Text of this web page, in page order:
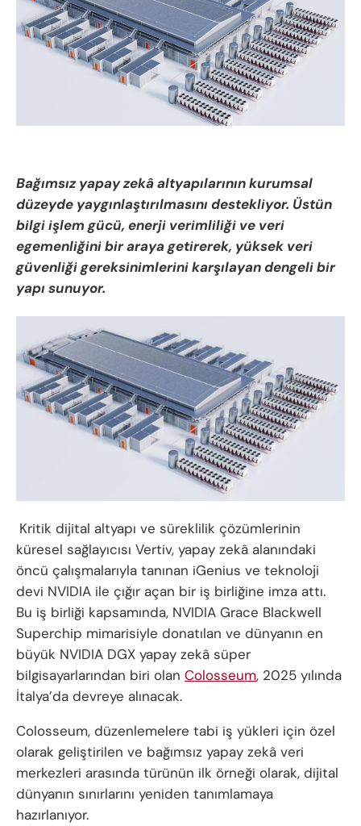
Bağımsız yapay zekâ altyapılarının kurumsal
düzeyde yaygınlaştırılmasını destekliyor. Üstün
bilgi işlem gücü, enerji verimliliği ve veri
egemenliğini bir araya getirerek, yüksek veri
güvenliği gereksinimlerini karşılayan dengeli bir
yapı sunuyor.
Kritik dijital altyapı ve süreklilik çözümlerinin
küresel sağlayıcısı Vertiv, yapay zekâ alanındaki
öncü çalışmalarıyla tanınan iGenius ve teknoloji
devi NVIDIA ile çığır açan bir iş birliğine imza attı.
Bu iş birliği kapsamında, NVIDIA Grace Blackwell
Superchip mimarisiyle donatılan ve dünyanın en
büyük NVIDIA DGX yapay zekâ süper
bilgisayarlarından biri olan Colosseum, 2025 yılında
İtalya’da devreye alınacak.
Colosseum, düzenlemelere tabi iş yükleri için özel
olarak geliştirilen ve bağımsız yapay zekâ veri
merkezleri arasında türünün ilk örneği olarak, dijital
dünyanın sınırlarını yeniden tanımlamaya
hazırlanıyor.